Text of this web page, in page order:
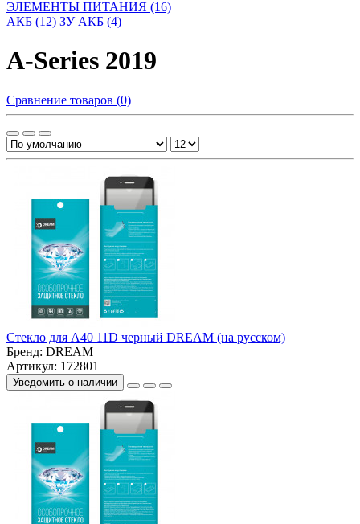
ЭЛЕМЕНТЫ ПИТАНИЯ (16)
АКБ (12) ЗУ АКБ (4)
A-Series 2019
Сравнение товаров (0)
Стекло для A40 11D черный DREAM (на русском)
Бренд: DREAM
Артикул: 172801
Уведомить о наличии